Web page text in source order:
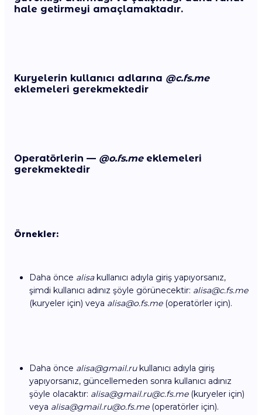
hale getirmeyi amaçlamaktadır.
Kuryelerin kullanıcı adlarına @c.fs.me
eklemeleri gerekmektedir
Operatörlerin — @o.fs.meeklemeleri
gerekmektedir
Örnekler:
Daha önce alisakullanıcı adıyla giriş yapıyorsanız,
şimdi kullanıcı adınız şöyle görünecektir: alisa@c.fs.me
(kuryeler için) veya alisa@o.fs.me(operatörler için).
Daha önce alisa@gmail.rukullanıcı adıyla giriş
yapıyorsanız, güncellemeden sonra kullanıcı adınız
şöyle olacaktır: alisa@gmail.ru@c.fs.me(kuryeler için)
veya alisa@gmail.ru@o.fs.me(operatörler için).